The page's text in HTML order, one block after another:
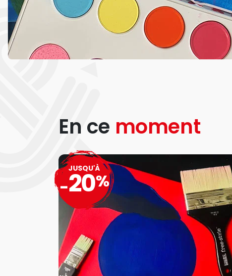
En ce moment
JUSQU'À
-20%